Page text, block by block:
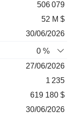
506 079
52 M $
30/06/2026
0 %
27/06/2026
1 235
619 180 $
30/06/2026